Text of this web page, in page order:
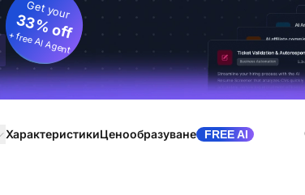
Get your
33% off
+ free AI Agent
ХарактеристикиЦенообразуване FREE AI